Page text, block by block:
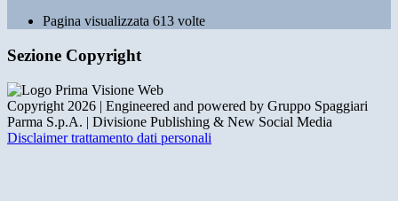
Pagina visualizzata 613 volte
Sezione Copyright
Copyright 2026 | Engineered and powered by Gruppo Spaggiari
Parma S.p.A. | Divisione Publishing & New Social Media
Disclaimer trattamento dati personali